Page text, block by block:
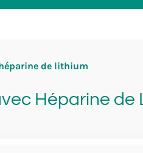
de lithium
Héparine de